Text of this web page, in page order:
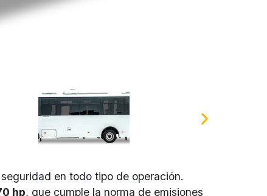
en todo tipo de operación.
hp, que cumple la norma de emisiones